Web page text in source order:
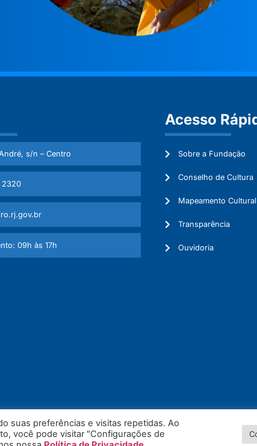
s/n – Centro
2320
09h às 17h
Acesso
Sobre a Fundação
Conselho de Cultura
Mapeamento Cultural
Transparência
Ouvidoria
suas preferências e visitas repetidas. Ao
você pode visitar "Configurações de